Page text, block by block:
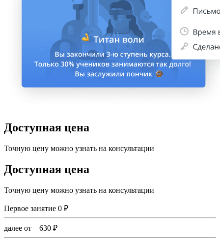
Доступная цена
Точную цену можно узнать на консультации
Доступная цена
Точную цену можно узнать на консультации
Первое занятие 0 ₽
далее от 630 ₽